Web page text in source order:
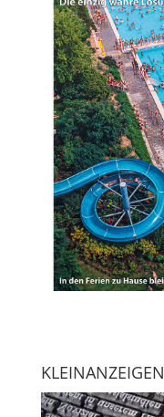
KLEINANZEIGEN